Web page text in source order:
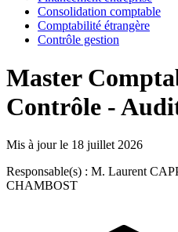
Consolidation comptable
Comptabilité étrangère
Contrôle gestion
Master
Contrôle -
Mis à jour le 18 juillet 2026
Responsable(s) : M. Laurent
CHAMBOST